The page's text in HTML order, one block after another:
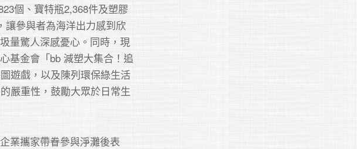
個、寶特瓶2,368件及塑膠
讓參與者為海洋出力感到欣
量驚人深感憂心。同時，現
基金會「bb 減塑大集合！追
遊戲，以及陳列環保綠生活
嚴重性，鼓勵大眾於日常生
業攜家帶眷參與淨灘後表